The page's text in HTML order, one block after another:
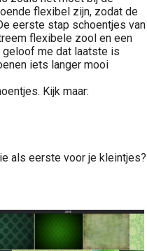
flexibel zijn, zodat de
eerste stap schoentjes van
flexibele zool en een
geloof me dat laatste is
iets langer mooi
Kijk maar:
als eerste voor je kleintjes?